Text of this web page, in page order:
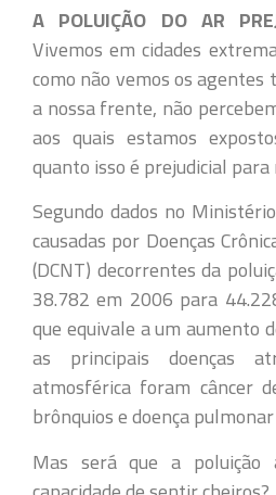
A POLUIÇÃO DO AR
Vivemos em cidades
como não vemos os
a nossa frente, não
aos quais estamos
quanto isso é prejudicial para
Segundo dados no
causadas por Doenças
(DCNT) decorrentes da
38.782 em 2006 para
que equivale a um aumento
as principais doenças
atmosférica foram câncer
brônquios e doença
Mas será que a poluição